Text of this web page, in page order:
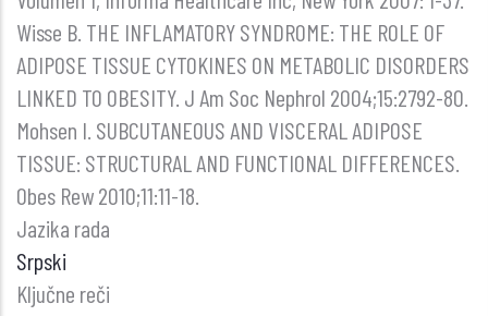
Wisse B. THE INFLAMATORY SYNDROME: THE ROLE OF
ADIPOSE TISSUE CYTOKINES ON METABOLIC DISORDERS
LINKED TO OBESITY. J Am Soc Nephrol 2004;15:2792-80.
Mohsen I. SUBCUTANEOUS AND VISCERAL ADIPOSE
TISSUE: STRUCTURAL AND FUNCTIONAL DIFFERENCES.
Obes Rew 2010;11:11-18.
Jazika rada
Srpski
Ključne reči